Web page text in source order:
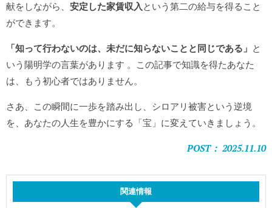
献をしながら、 安定した家賃収入 という第二の給与を得ること
ができます。
「知って行わないのは、未だに知らないことと同じである」 と
いう陽明学の言葉があります 。この記事で知識を得たあなた
は、もう初心者ではありません。
さあ、この瞬間に一歩を踏み出し、シロアリ被害という逆境
を、あなたの人生を豊かにする「宝」に変えていきましょう。
POST： 2025.11.10
関連情報